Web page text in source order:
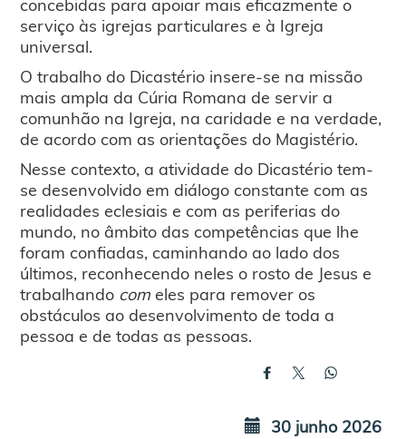
serviço às igrejas particulares e à Igreja
universal.
O trabalho do Dicastério insere-se na missão
mais ampla da Cúria Romana de servir a
comunhão na Igreja, na caridade e na verdade,
de acordo com as orientações do Magistério.
Nesse contexto, a atividade do Dicastério tem-
se desenvolvido em diálogo constante com as
realidades eclesiais e com as periferias do
mundo, no âmbito das competências que lhe
foram confiadas, caminhando ao lado dos
últimos, reconhecendo neles o rosto de Jesus e
trabalhando com eles para remover os
obstáculos ao desenvolvimento de toda a
pessoa e de todas as pessoas.
30 junho 2026